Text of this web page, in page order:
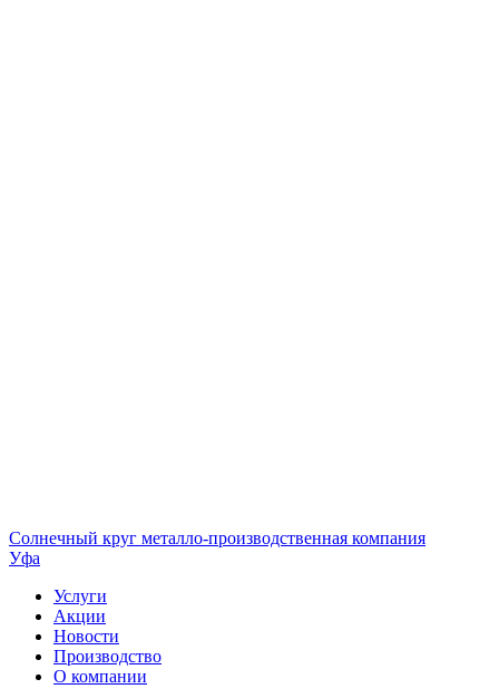
Солнечный круг металло-производственная компания
Уфа
Услуги
Акции
Новости
Производство
О компании